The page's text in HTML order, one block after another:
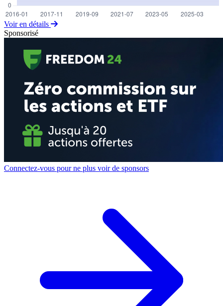
Voir en détails
Sponsorisé
Connectez-vous pour ne plus voir de sponsors